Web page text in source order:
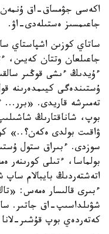
اكەسى جۋمساق-اق ۇنمەن
جاعىمسىز ەستىلەدى-اۋ.
ساتاي كوزىن اشپاستاي
جاعىلعان وتتان كەيىن،
ءۇيدىڭ ءىشى قوڭىر
ۇستىندەگى
تەمىرشە قاريدى.
بوپ، شاناقتارىڭ
ۋاقىت بولدى ەكەن؟..»
سوزدى. ءبىراق ستول
بولماسا، ءتىلى
اتەشتەردىڭ بايبالام
ءبىرى قالىسار ەمەس:
شۋىلداسىپ-اق جاتىر.
كەتەردەي بوپ قۇشىر-